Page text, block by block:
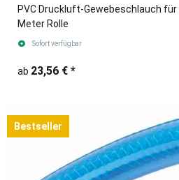
PVC Druckluft-Gewebeschlauch
Meter Rolle
Sofort verfügbar
ab 23,56 € *
Bestseller